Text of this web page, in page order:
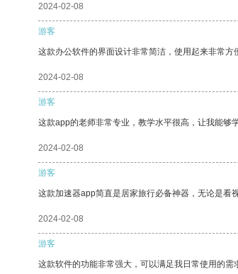
2024-02-08
游客
这款办公软件的界面设计非常简洁，使用起来非常方
2024-02-08
游客
这款app的老师非常专业，教学水平很高，让我能够
2024-02-08
游客
这款加速器app简直是居家旅行必备神器，无论是看
2024-02-08
游客
这款软件的功能非常强大，可以满足我日常使用的需